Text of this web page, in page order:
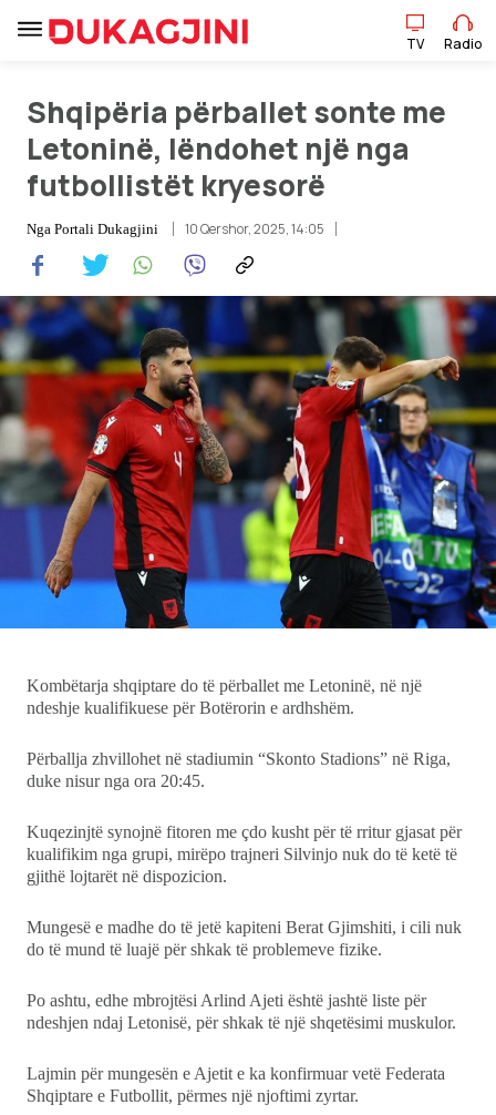
Lajme
Pikëpamje
Art Jete
Kulturë
Showbiz
Ekonomi
Teknologji
Udhëtime
DuVideo
TV Radio
Shqipëria përballet sonte me
Letoninë, lëndohet një nga
futbollistët kryesorë
Nga Portali Dukagjini 10 Qershor, 2025, 14:05
Kombëtarja shqiptare do të përballet me Letoninë, në një
ndeshje kualifikuese për Botërorin e ardhshëm.
Përballja zhvillohet në stadiumin “Skonto Stadions” në Riga,
duke nisur nga ora 20:45.
Kuqezinjtë synojnë fitoren me çdo kusht për të rritur gjasat për
kualifikim nga grupi, mirëpo trajneri Silvinjo nuk do të ketë të
gjithë lojtarët në dispozicion.
Mungesë e madhe do të jetë kapiteni Berat Gjimshiti, i cili nuk
do të mund të luajë për shkak të problemeve fizike.
Po ashtu, edhe mbrojtësi Arlind Ajeti është jashtë liste për
ndeshjen ndaj Letonisë, për shkak të një shqetësimi muskulor.
Lajmin për mungesën e Ajetit e ka konfirmuar vetë Federata
Shqiptare e Futbollit, përmes një njoftimi zyrtar.